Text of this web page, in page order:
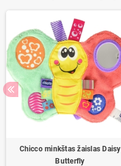
Chicco minkštas žaislas Daisy
Butterfly